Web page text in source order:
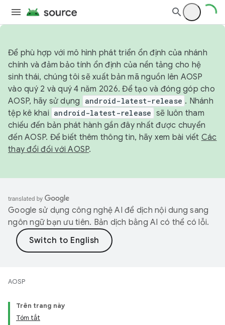
Để phù hợp với mô hình phát triển ổn định của nhánh
chính và đảm bảo tính ổn định của nền tảng cho hệ
sinh thái, chúng tôi sẽ xuất bản mã nguồn lên AOSP
vào quý 2 và quý 4 năm 2026. Để tạo và đóng góp cho
AOSP, hãy sử dụng
android-latest-release . Nhánh
tệp kê khai android-latest-release sẽ luôn tham
chiếu đến bản phát hành gần đây nhất được chuyển
đến AOSP. Để biết thêm thông tin, hãy xem bài viết Các
thay đổi đối với AOSP.
Google sử dụng công nghệ AI để dịch nội dung sang
ngôn ngữ bạn ưu tiên. Bản dịch bằng AI có thể có lỗi.
AOSP
Trên trang này
Tóm tắt